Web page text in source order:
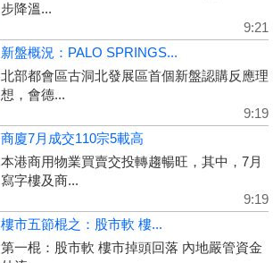
步降溫...
9:21
新盤概況：PALO SPRINGS...
北部都會區古洞北發展區首個新盤認購反應理
想，會德...
9:19
商廈7月成交110宗5載高
本港商用物業買賣交投轉趨暢旺，其中，7月
寫字樓及商...
9:19
樓市五節棍之：股市軟 樓...
第一棍：股市軟 樓市掉頭回落 內地嚴管資金